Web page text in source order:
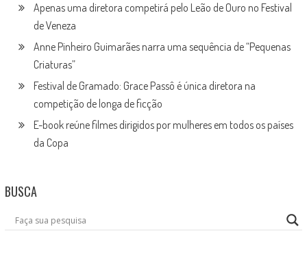
Apenas uma diretora competirá pelo Leão de Ouro no Festival
de Veneza
Anne Pinheiro Guimarães narra uma sequência de “Pequenas
Criaturas”
Festival de Gramado: Grace Passô é única diretora na
competição de longa de ficção
E-book reúne filmes dirigidos por mulheres em todos os países
da Copa
BUSCA